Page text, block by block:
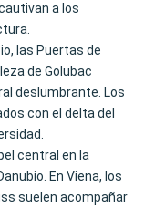
a los
las Puertas de
de Golubac
deslumbrante. Los
con el delta del
central en la
En Viena, los
suelen acompañar